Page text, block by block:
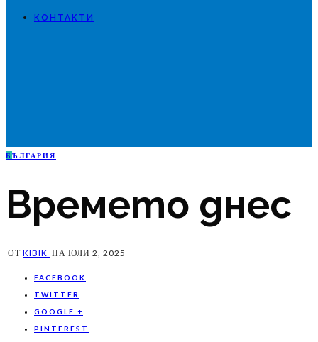
КОНТАКТИ
Б ЪЛГАРИЯ
Времето днес
ОТ KIBIK НА ЮЛИ 2, 2025
FACEBOOK
TWITTER
GOOGLE +
PINTEREST